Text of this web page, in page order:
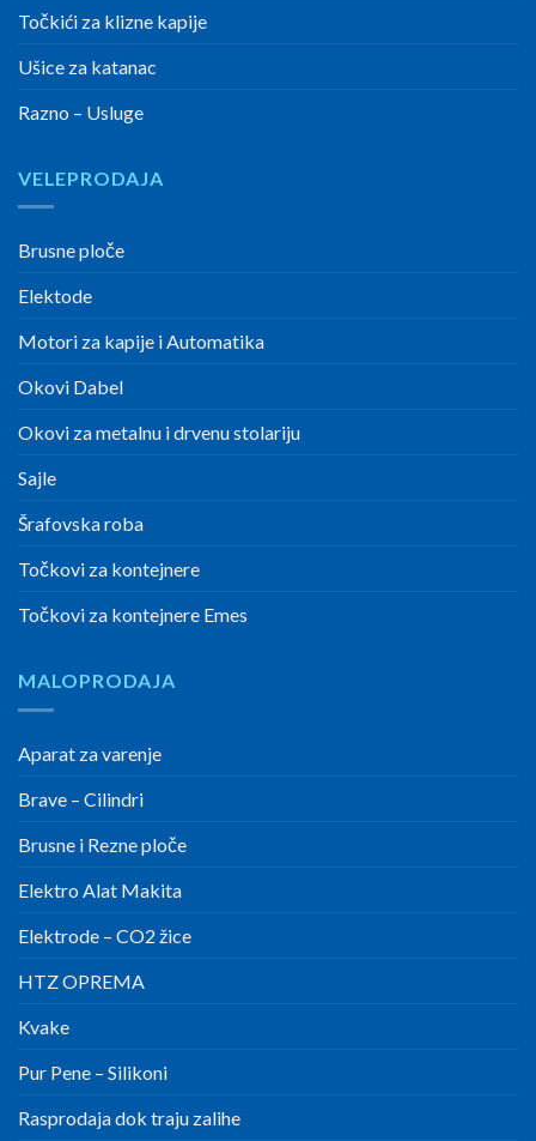
Točkići za klizne kapije
Ušice za katanac
Razno – Usluge
VELEPRODAJA
Brusne ploče
Elektode
Motori za kapije i Automatika
Okovi Dabel
Okovi za metalnu i drvenu stolariju
Sajle
Šrafovska roba
Točkovi za kontejnere
Točkovi za kontejnere Emes
MALOPRODAJA
Aparat za varenje
Brave – Cilindri
Brusne i Rezne ploče
Elektro Alat Makita
Elektrode – CO2 žice
HTZ OPREMA
Kvake
Pur Pene – Silikoni
Rasprodaja dok traju zalihe